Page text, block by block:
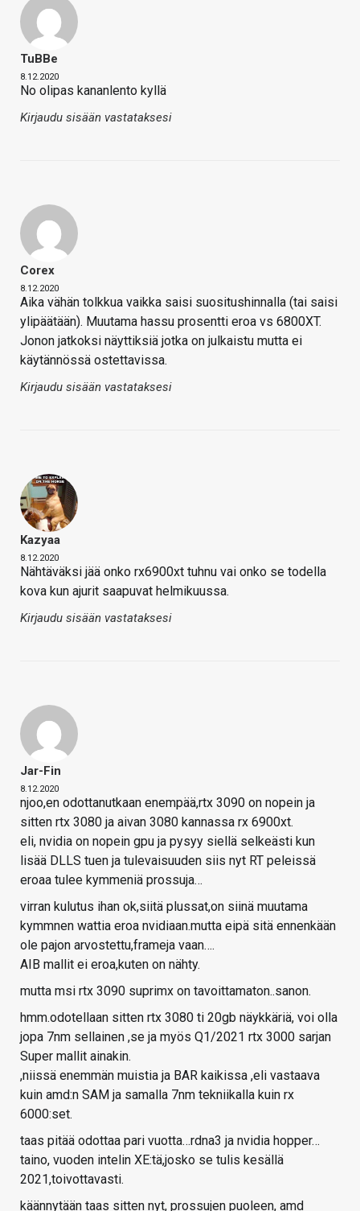
TuBBe
8.12.2020
No olipas kananlento kyllä
Kirjaudu sisään vastataksesi
Corex
8.12.2020
Aika vähän tolkkua vaikka saisi suositushinnalla (tai saisi
ylipäätään). Muutama hassu prosentti eroa vs 6800XT.
Jonon jatkoksi näyttiksiä jotka on julkaistu mutta ei
käytännössä ostettavissa.
Kirjaudu sisään vastataksesi
Kazyaa
8.12.2020
Nähtäväksi jää onko rx6900xt tuhnu vai onko se todella
kova kun ajurit saapuvat helmikuussa.
Kirjaudu sisään vastataksesi
Jar-Fin
8.12.2020
njoo,en odottanutkaan enempää,rtx 3090 on nopein ja
sitten rtx 3080 ja aivan 3080 kannassa rx 6900xt.
eli, nvidia on nopein gpu ja pysyy siellä selkeästi kun
lisää DLLS tuen ja tulevaisuuden siis nyt RT peleissä
eroaa tulee kymmeniä prossuja…
virran kulutus ihan ok,siitä plussat,on siinä muutama
kymmnen wattia eroa nvidiaan.mutta eipä sitä ennenkään
ole pajon arvostettu,frameja vaan….
AIB mallit ei eroa,kuten on nähty.
mutta msi rtx 3090 suprimx on tavoittamaton..sanon.
hmm.odotellaan sitten rtx 3080 ti 20gb näykkäriä, voi olla
jopa 7nm sellainen ,se ja myös Q1/2021 rtx 3000 sarjan
Super mallit ainakin.
,niissä enemmän muistia ja BAR kaikissa ,eli vastaava
kuin amd:n SAM ja samalla 7nm tekniikalla kuin rx
6000:set.
taas pitää odottaa pari vuotta…rdna3 ja nvidia hopper…
taino, vuoden intelin XE:tä,josko se tulis kesällä
2021,toivottavasti.
käännytään taas sitten nyt, prossujen puoleen, amd